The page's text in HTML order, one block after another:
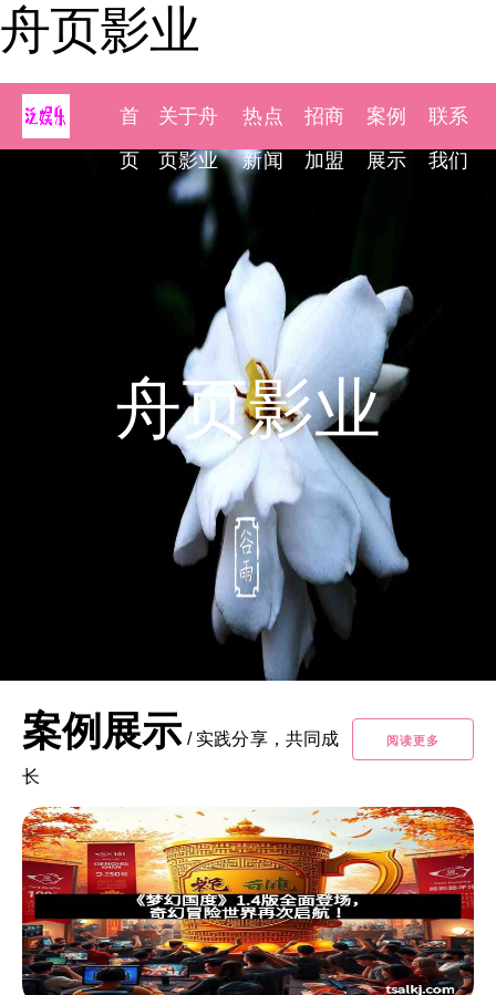
舟页影业
首
页
关于舟
页影业
热点
新闻
招商
加盟
案例
展示
联系
我们
舟页影业
案例展示 / 实践分享，共同成
长
阅读更多